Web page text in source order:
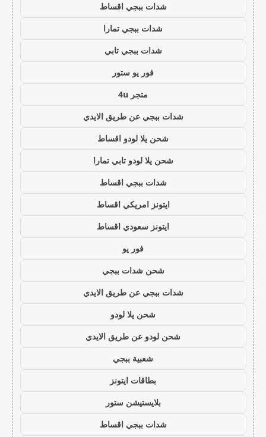
شدات ببجي اقساط
شدات ببجي تمارا
شدات ببجي تابي
فور يو ستور
متجر 4u
شدات ببجي عن طريق الايدي
شحن يلا لودو اقساط
شحن يلا لودو تابي تمارا
شدات ببجي اقساط
ايتونز امريكي اقساط
ايتونز سعودي اقساط
فور يو
شحن شدات ببجي
شدات ببجي عن طريق الايدي
شحن يلا لودو
شحن لودو عن طريق الايدي
شعبية ببجي
بطاقات ايتونز
بلايستيشن ستور
شدات ببجي اقساط